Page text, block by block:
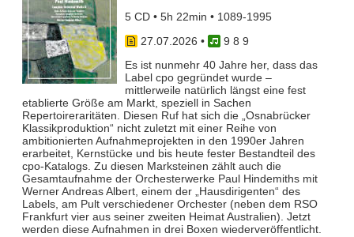
5 CD • 5h 22min • 1089-1995
27.07.2026 •
9 8 9
Es ist nunmehr 40 Jahre her, dass das
Label cpo gegründet wurde –
mittlerweile natürlich längst eine fest
etablierte Größe am Markt, speziell in Sachen
Repertoireraritäten. Diesen Ruf hat sich die „Osnabrücker
Klassikproduktion“ nicht zuletzt mit einer Reihe von
ambitionierten Aufnahmeprojekten in den 1990er Jahren
erarbeitet, Kernstücke und bis heute fester Bestandteil des
cpo-Katalogs. Zu diesen Marksteinen zählt auch die
Gesamtaufnahme der Orchesterwerke Paul Hindemiths mit
Werner Andreas Albert, einem der „Hausdirigenten“ des
Labels, am Pult verschiedener Orchester (neben dem RSO
Frankfurt vier aus seiner zweiten Heimat Australien). Jetzt
werden diese Aufnahmen in drei Boxen wiederveröffentlicht.